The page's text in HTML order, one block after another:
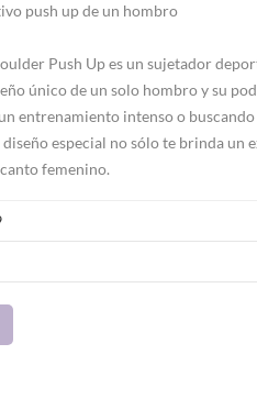
push up de un hombro
Push Up es un sujetador
único de un solo hombro y su
entrenamiento intenso o
especial no sólo te brinda un
femenino.